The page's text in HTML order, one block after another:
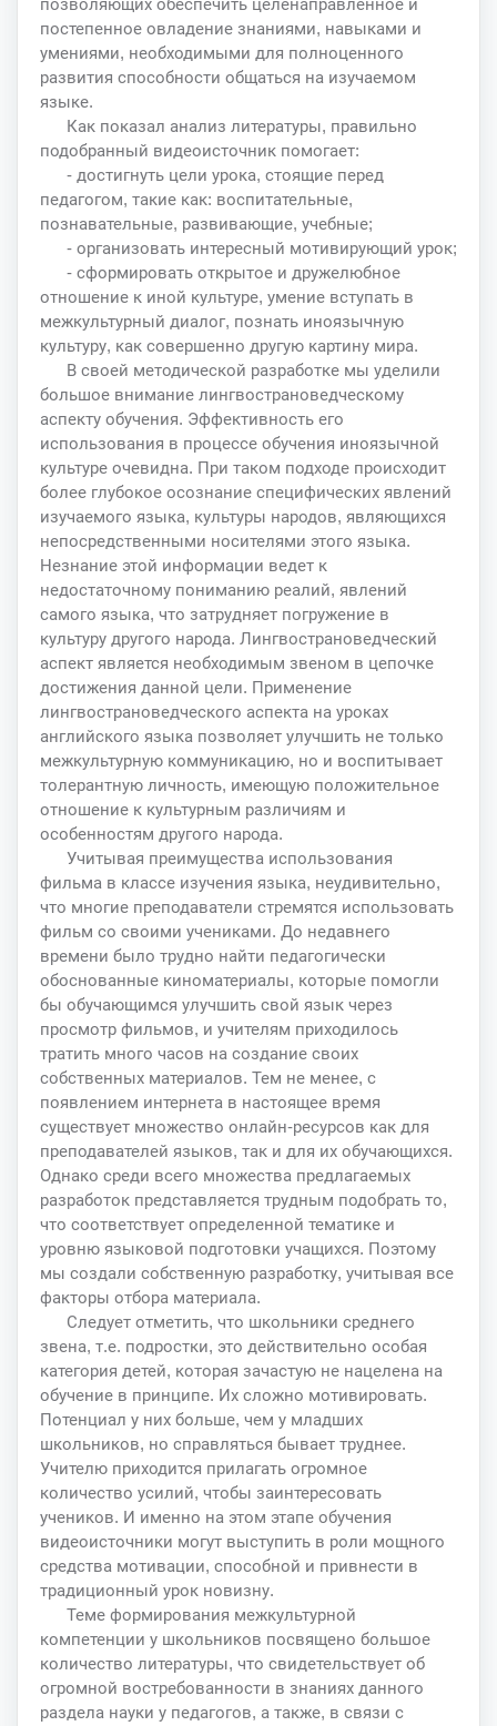
позволяющих обеспечить целенаправленное и
постепенное овладение знаниями, навыками и
умениями, необходимыми для полноценного
развития способности общаться на изучаемом
языке.
Как показал анализ литературы, правильно
подобранный видеоисточник помогает:
- достигнуть цели урока, стоящие перед
педагогом, такие как: воспитательные,
познавательные, развивающие, учебные;
- организовать интересный мотивирующий урок;
- сформировать открытое и дружелюбное
отношение к иной культуре, умение вступать в
межкультурный диалог, познать иноязычную
культуру, как совершенно другую картину мира.
В своей методической разработке мы уделили
большое внимание лингвострановедческому
аспекту обучения. Эффективность его
использования в процессе обучения иноязычной
культуре очевидна. При таком подходе происходит
более глубокое осознание специфических явлений
изучаемого языка, культуры народов, являющихся
непосредственными носителями этого языка.
Незнание этой информации ведет к
недостаточному пониманию реалий, явлений
самого языка, что затрудняет погружение в
культуру другого народа. Лингвострановедческий
аспект является необходимым звеном в цепочке
достижения данной цели. Применение
лингвострановедческого аспекта на уроках
английского языка позволяет улучшить не только
межкультурную коммуникацию, но и воспитывает
толерантную личность, имеющую положительное
отношение к культурным различиям и
особенностям другого народа.
Учитывая преимущества использования
фильма в классе изучения языка, неудивительно,
что многие преподаватели стремятся использовать
фильм со своими учениками. До недавнего
времени было трудно найти педагогически
обоснованные киноматериалы, которые помогли
бы обучающимся улучшить свой язык через
просмотр фильмов, и учителям приходилось
тратить много часов на создание своих
собственных материалов. Тем не менее, с
появлением интернета в настоящее время
существует множество онлайн-ресурсов как для
преподавателей языков, так и для их обучающихся.
Однако среди всего множества предлагаемых
разработок представляется трудным подобрать то,
что соответствует определенной тематике и
уровню языковой подготовки учащихся. Поэтому
мы создали собственную разработку, учитывая все
факторы отбора материала.
Следует отметить, что школьники среднего
звена, т.е. подростки, это действительно особая
категория детей, которая зачастую не нацелена на
обучение в принципе. Их сложно мотивировать.
Потенциал у них больше, чем у младших
школьников, но справляться бывает труднее.
Учителю приходится прилагать огромное
количество усилий, чтобы заинтересовать
учеников. И именно на этом этапе обучения
видеоисточники могут выступить в роли мощного
средства мотивации, способной и привнести в
традиционный урок новизну.
Теме формирования межкультурной
компетенции у школьников посвящено большое
количество литературы, что свидетельствует об
огромной востребованности в знаниях данного
раздела науки у педагогов, а также, в связи с